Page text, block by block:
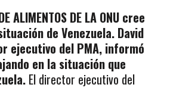
ALIMENTOS DE LA ONU cree
de Venezuela. David
ejecutivo del PMA, informó
en la situación que
El director ejecutivo del